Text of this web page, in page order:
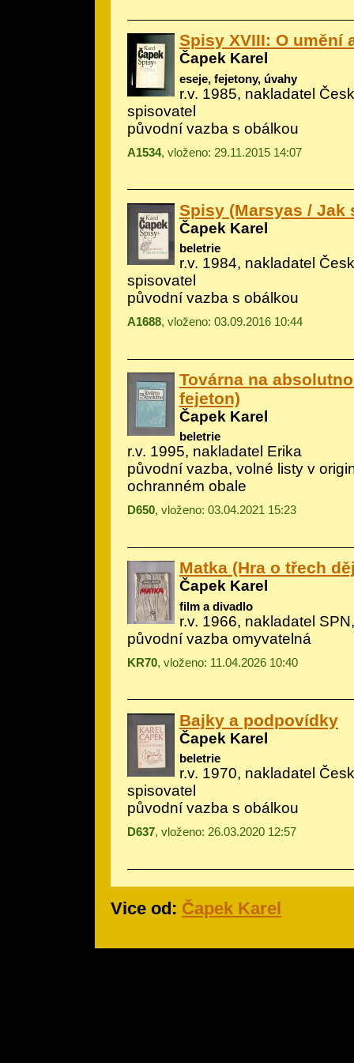
Spisy XVIII: O umění
Čapek Karel
eseje, fejetony, úvahy
r.v. 1985, nakladatel
spisovatel
původní vazba s obálkou
A1534, vloženo: 29.11.2015 14:07
Spisy (Marsyas / Jak
Čapek Karel
beletrie
r.v. 1984, nakladatel
spisovatel
původní vazba s obálkou
A1688, vloženo: 03.09.2016 10:44
Továrna na
fejeton)
Čapek Karel
beletrie
r.v. 1995, nakladatel Erika
původní vazba, volné listy v
ochranném obale
D650, vloženo: 03.04.2021 15:23
Matka (Hra o třech
Čapek Karel
film a divadlo
r.v. 1966, nakladatel
původní vazba omyvatelná
KR70, vloženo: 11.04.2026 10:40
Bajky a podpovídky
Čapek Karel
beletrie
r.v. 1970, nakladatel
spisovatel
původní vazba s obálkou
D637, vloženo: 26.03.2020 12:57
Vice od: Čapek Karel